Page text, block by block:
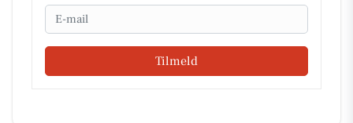
Email
Tilmeld